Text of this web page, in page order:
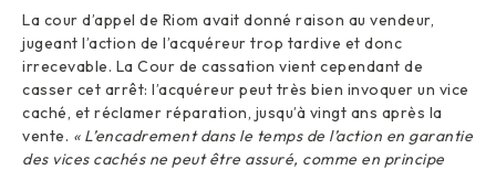
La cour d’appel de Riom avait donné raison au vendeur,
jugeant l’action de l’acquéreur trop tardive et donc
irrecevable. La Cour de cassation vient cependant de
casser cet arrêt: l’acquéreur peut très bien invoquer un vice
caché, et réclamer réparation, jusqu’à vingt ans après la
vente. « L’encadrement dans le temps de l’action en garantie
des vices cachés ne peut être assuré, comme en principe